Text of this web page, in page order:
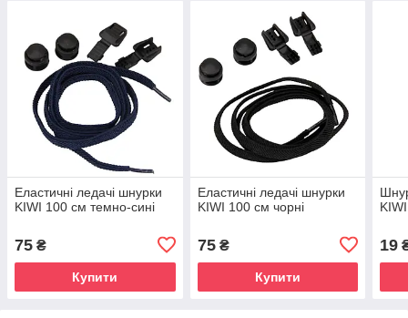
Еластичні ледачі шнурки
KIWI 100 см темно-сині
75 ₴
Купити
Еластичні ледачі шнурки
KIWI 100 см чорні
75₴
Купити
19